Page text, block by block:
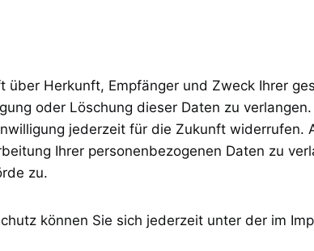
Herkunft, Empfänger und Zweck Ihrer
oder Löschung dieser Daten zu
jederzeit für die Zukunft widerrufen.
Ihrer personenbezogenen Daten zu
zu.
können Sie sich jederzeit unter der im